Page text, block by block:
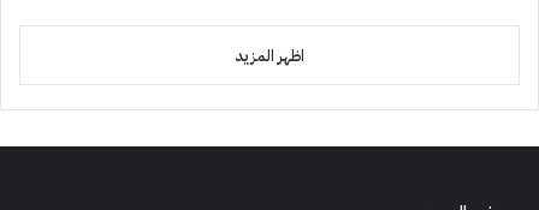
اظهر المزيد